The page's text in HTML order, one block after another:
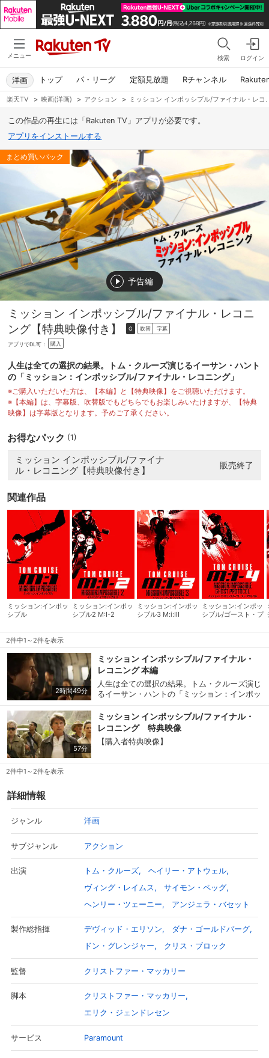
メニュー 検索 ログイン
トップ パ・リーグ 定額見放題 Rチャンネル
洋画
基本情報、本人連絡先、パスワード 、クレ
ジットカード情報の変更が可能です。
楽天TV > 映画(洋画) > アクション > ミッション インポッシブル/ファイナル・レコ
この作品の再生には「Rakuten TV」アプリが必要です。
アプリをインストールする
予告編
ミッション インポッシブル/ファイナル・レコニ
ング【特典映像付き】
G 吹替 字幕
アプリでDL可： 購入
人生は全ての選択の結果。トム・クルーズ演じるイーサン・ハント
の「ミッション：インポッシブル/ファイナル・レコニング」
※ご購入いただいた方は、【本編】と【特典映像】をご視聴いただけます。
※【本編】は、字幕版、吹替版でもどちらでもお楽しみいたけますが、【特典
映像】は字幕版となります。予めご了承ください。
お得なパック (1)
ミッション インポッシブル/ファイナ
ル・レコニング【特典映像付き】
販売終了
関連作品
ミッション:インポッ
シブル
ミッション:インポッ
シブル2 M:I-2
ミッション:インポッ
シブル3 M:i:III
ミッション:インポッ
シブル/ゴースト・プ
2件中1～2件を表示
2時間49分
ミッション インポッシブル/ファイナル・
レコニング 本編
人生は全ての選択の結果。トム・クルーズ演じ
るイーサン・ハントの「ミッション：インポッ
57分
ミッション インポッシブル/ファイナル・
レコニング 特典映像
【購入者特典映像】
2件中1～2件を表示
詳細情報
ジャンル 洋画
サブジャンル アクション
出演 トム・クルーズ
ヘイリー・アトウェル
ヴィング・レイムス
サイモン・ペッグ
ヘンリー・ツェーニー
アンジェラ・バセット
製作総指揮 デヴィッド・エリソン
ダナ・ゴールドバーグ
ドン・グレンジャー
クリス・ブロック
監督 クリストファー・マッカリー
脚本
クリストファー・マッカリー
エリク・ジェンドレセン
サービス Paramount